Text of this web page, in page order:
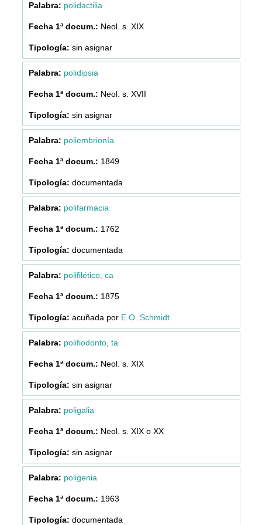
polidactilia
Neol. s. XIX
sin asignar
polidipsia
Neol. s. XVII
sin asignar
poliembrionía
1849
documentada
polifarmacia
1762
documentada
polifilético, ca
1875
acuñada por E.O. Schmidt
polifiodonto, ta
Neol. s. XIX
sin asignar
poligalia
Neol. s. XIX o XX
sin asignar
poligenia
1963
documentada